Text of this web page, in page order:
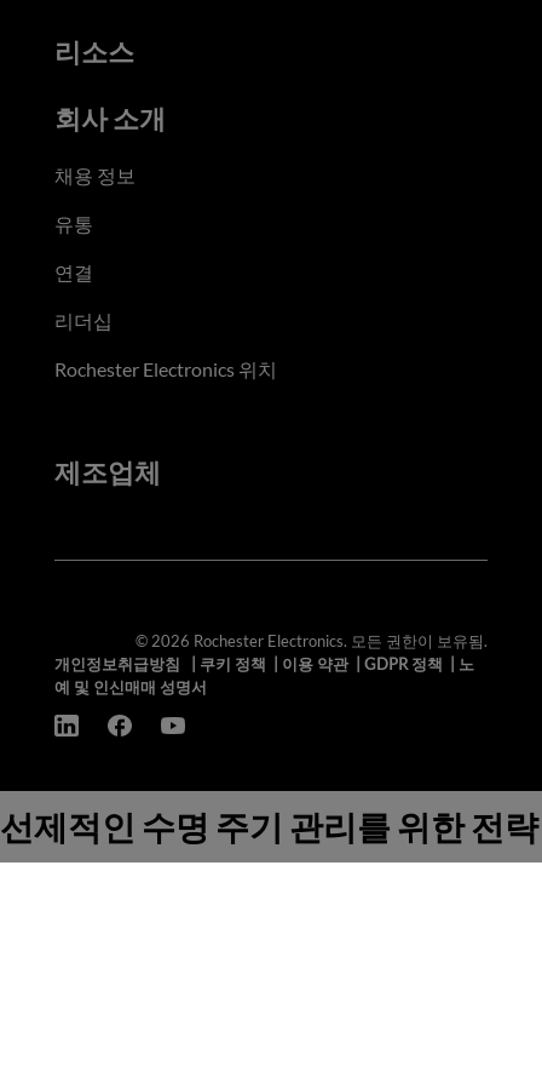
리소스
회사 소개
채용 정보
유통
연결
리더십
Rochester Electronics 위치
제조업체
© 2026 Rochester Electronics. 모든 권한이 보유됨.
개인정보취급방침
쿠키 정책 이용 약관| GDPR 정책
노
예 및 인신매매 성명서
선제적인 수명 주기 관리를 위한 전략